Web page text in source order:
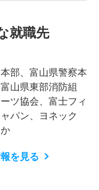
就職先
部、富山県警察本
山県東部消防組
ツ協会、富士フィ
パン、ヨネック
を見る